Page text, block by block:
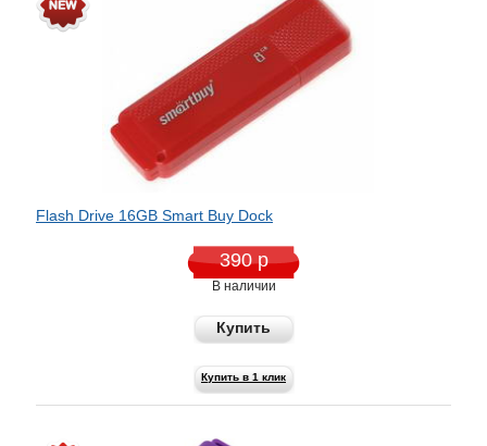
Flash Drive 16GB Smart Buy Dock
390 р
В наличии
Купить
Купить в 1 клик